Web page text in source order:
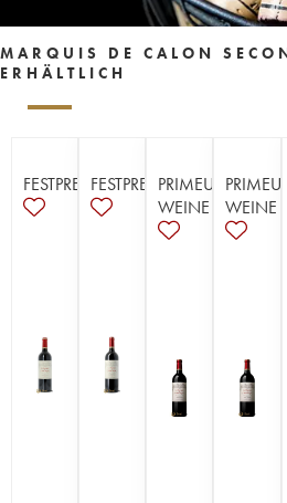
MARQUIS DE CALON
ERHÄLTLICH
FESTPREISEFESTPREISEPRIMEUR-
WEINE
WEINE